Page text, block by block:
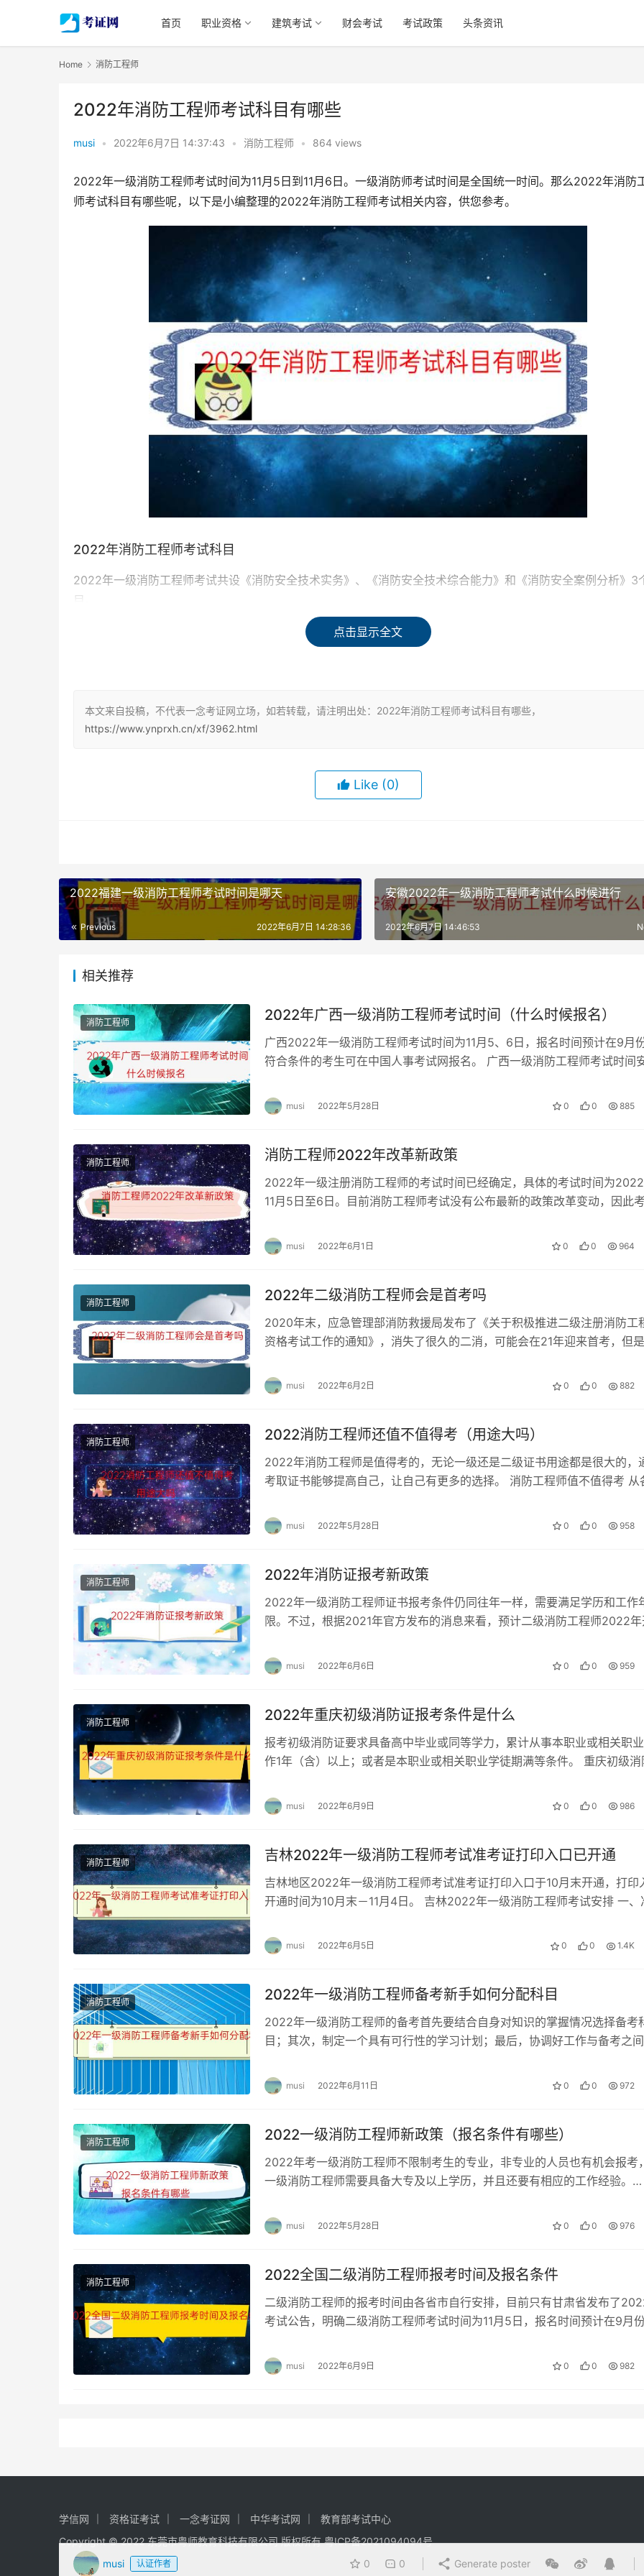
首页 职业资格 建筑考试 财会考试 考试政策 头条资讯
Home 消防工程师
2022年消防工程师考试科目有哪些
musi • 2022年6月7日 14:37:43 • 消防工程师 • 864 views
2022年一级消防工程师考试时间为11月5日到11月6日。一级消防师考试时间是全国统一时间。那么2022年消防
师考试科目有哪些呢，以下是小编整理的2022年消防工程师考试相关内容，供您参考。
2022年消防工程师考试科目
2022年一级消防工程师考试共设《消防安全技术实务》、《消防安全技术综合能力》和《消防安全案例分析》3
目。
消防安全技术实务》和《消防技术综合能力》科目的考试题型为客观题。“单项选择题”要求从备选项中选择一个最
《消防安全案例分析》科目考试15年题型为6道主观题，主观题为综合案例分析题;16年之后的题型为2道多选题+4
主观题，主观题为综合案例分析题。三个科目试卷总分均为120分。每科需要达到72分以上(含72分)。
一级消防工程师考试成绩实行3年为一个周期的滚动管理。参加全部3个科目考试的人员在连续3个考试年度内通过
点击显示全文
本文来自投稿，不代表一念考证网立场，如若转载，请注明出处：2022年消防工程师考试科目有哪些，
https://www.ynprxh.cn/xf/3962.html
Like (0)
musi 认证作者 0 0 Generate poster
2022福建一级消防工程师考试时间是哪天
Previous 2022年6月7日 14:28:36
安徽2022年一级消防工程师考试什么时候进行
2022年6月7日 14:46:53
相关推荐
消防工程师 2022年广西一级消防工程师考试时间（什么时候报名）
广西2022年一级消防工程师考试时间为11月5、6日，报名时间预计在9月份
符合条件的考生可在中国人事考试网报名。 广西一级消防工程师考试时间
musi 2022年5月28日 0 0 885
消防工程师 消防工程师2022年改革新政策
2022年一级注册消防工程师的考试时间已经确定，具体的考试时间为
11月5日至6日。目前消防工程师考试没有公布最新的政策改革变动，因此
musi 2022年6月1日 0 0 964
消防工程师 2022年二级消防工程师会是首考吗
2020年末，应急管理部消防救援局发布了《关于积极推进二级注册消防工
资格考试工作的通知》，消失了很久的二消，可能会在21年迎来首考，但
musi 2022年6月2日 0 0 882
消防工程师 2022消防工程师还值不值得考（用途大吗）
2022年消防工程师是值得考的，无论一级还是二级证书用途都是很大的，
考取证书能够提高自己，让自己有更多的选择。 消防工程师值不值得考 从
musi 2022年5月28日 0 0 958
消防工程师 2022年消防证报考新政策
2022年一级消防工程师证书报考条件仍同往年一样，需要满足学历和工作
限。不过，根据2021年官方发布的消息来看，预计二级消防工程师2022
musi 2022年6月6日 0 0 959
消防工程师 2022年重庆初级消防证报考条件是什么
报考初级消防证要求具备高中毕业或同等学力，累计从事本职业或相关职
作1年（含）以上；或者是本职业或相关职业学徒期满等条件。 重庆初级消
musi 2022年6月9日 0 0 986
消防工程师 吉林2022年一级消防工程师考试准考证打印入口已开通
吉林地区2022年一级消防工程师考试准考证打印入口于10月末开通，打印
开通时间为10月末－11月4日。 吉林2022年一级消防工程师考试安排 一、
musi 2022年6月5日 0 0 1.4K
消防工程师 2022年一级消防工程师备考新手如何分配科目
2022年一级消防工程师的备考首先要结合自身对知识的掌握情况选择备考
目；其次，制定一个具有可行性的学习计划；最后，协调好工作与备考之间
musi 2022年6月11日 0 0 972
消防工程师 2022一级消防工程师新政策（报名条件有哪些）
2022年考一级消防工程师不限制考生的专业，非专业的人员也有机会报考
一级消防工程师需要具备大专及以上学历，并且还要有相应的工作经验。
musi 2022年5月28日 0 0 976
消防工程师 2022全国二级消防工程师报考时间及报名条件
二级消防工程师的报考时间由各省市自行安排，目前只有甘肃省发布了
考试公告，明确二级消防工程师考试时间为11月5日，报名时间预计在9月
musi 2022年6月9日 0 0 982
学信网 资格证考试 一念考证网 中华考试网
教育部考试中心
Copyright © 2022 东莞市粤师教育科技有限公司 版权所有粤ICP备2021094094号